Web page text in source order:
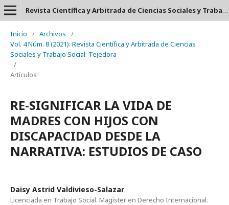
Revista Científica y Arbitrada de Ciencias Sociales y Trabajo Social: Tejedora. ISSN: 2697-3626
Inicio / Archivos
/
Vol. 4 Núm. 8 (2021): Revista Científica y Arbitrada de Ciencias
Sociales y Trabajo Social: Tejedora
/
Artículos
RE-SIGNIFICAR LA VIDA DE
MADRES CON HIJOS CON
DISCAPACIDAD DESDE LA
NARRATIVA: ESTUDIOS DE CASO
Daisy Astrid Valdivieso-Salazar
Licenciada en Trabajo Social. Magister en Derecho Internacional.